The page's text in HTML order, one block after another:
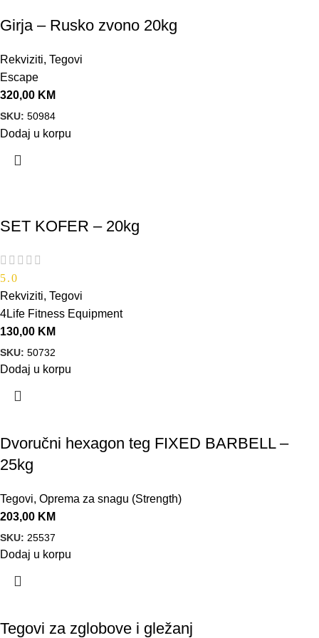
Girja – Rusko zvono 20kg
Rekviziti, Tegovi
Escape
320,00 KM
SKU: 50984
Dodaj u korpu
SET KOFER – 20kg
5.0
Rekviziti, Tegovi
4Life Fitness Equipment
130,00 KM
SKU: 50732
Dodaj u korpu
Dvoručni hexagon teg FIXED BARBELL –
25kg
Tegovi, Oprema za snagu (Strength)
203,00 KM
SKU: 25537
Dodaj u korpu
Tegovi za zglobove i gležanj